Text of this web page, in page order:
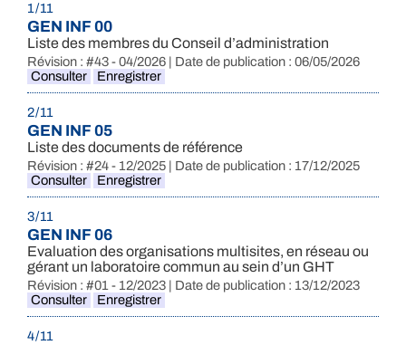
1 / 11
GEN INF 00
Liste des membres du Conseil d’administration
Révision : #43 - 04/2026 | Date de publication : 06/05/2026
Consulter
Enregistrer
2 / 11
GEN INF 05
Liste des documents de référence
Révision : #24 - 12/2025 | Date de publication : 17/12/2025
Consulter
Enregistrer
3 / 11
GEN INF 06
Evaluation des organisations multisites, en réseau ou
gérant un laboratoire commun au sein d’un GHT
Révision : #01 - 12/2023 | Date de publication : 13/12/2023
Consulter
Enregistrer
4 / 11